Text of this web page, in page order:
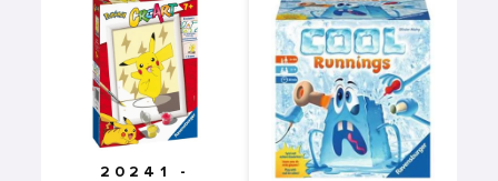
20241 -